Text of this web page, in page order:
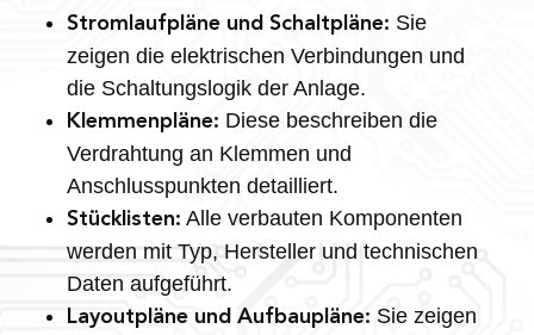
Stromlaufpläne und Schaltpläne: Sie
zeigen die elektrischen Verbindungen und
die Schaltungslogik der Anlage.
Klemmenpläne: Diese beschreiben die
Verdrahtung an Klemmen und
Anschlusspunkten detailliert.
Stücklisten: Alle verbauten Komponenten
werden mit Typ, Hersteller und technischen
Daten aufgeführt.
Layoutpläne und Aufbaupläne: Sie zeigen